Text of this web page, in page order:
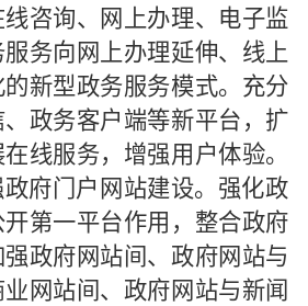
咨询、网上办理、电子监
务向网上办理延伸、线上
新型政务服务模式。充分
政务客户端等新平台，扩
线服务，增强用户体验。
政府门户网站建设。 强化政
第一平台作用，整合政府
政府网站间、政府网站与
网站间、政府网站与新闻